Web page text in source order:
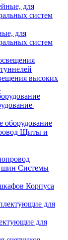
для
систем
высоких
оборудование
Щиты и
Системы
Корпуса
для